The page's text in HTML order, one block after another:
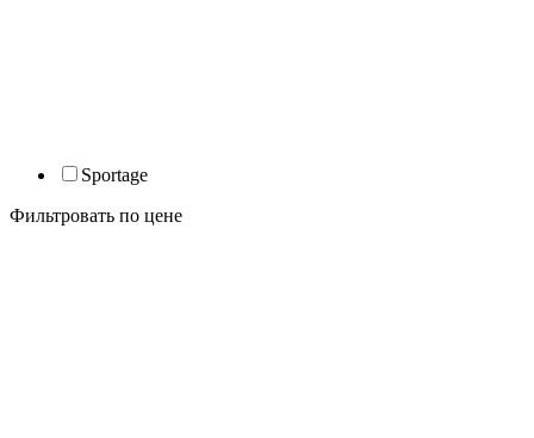
Sportage
Фильтровать по цене